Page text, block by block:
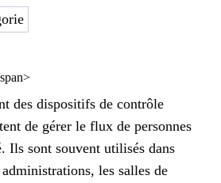
des dispositifs de contrôle
de gérer le flux de personnes
Ils sont souvent utilisés dans
les salles de